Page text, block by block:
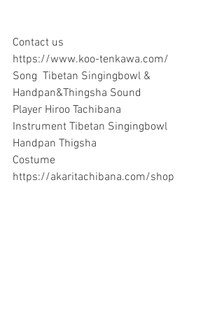
Contact us
https://www.koo-tenkawa.com/
Song  Tibetan Singingbowl &
Handpan&Thingsha Sound
Player Hiroo Tachibana
Instrument Tibetan Singingbowl
Handpan Thigsha
Costume
https://akaritachibana.com/shop